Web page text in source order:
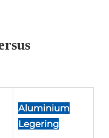
Aluminium
Legering